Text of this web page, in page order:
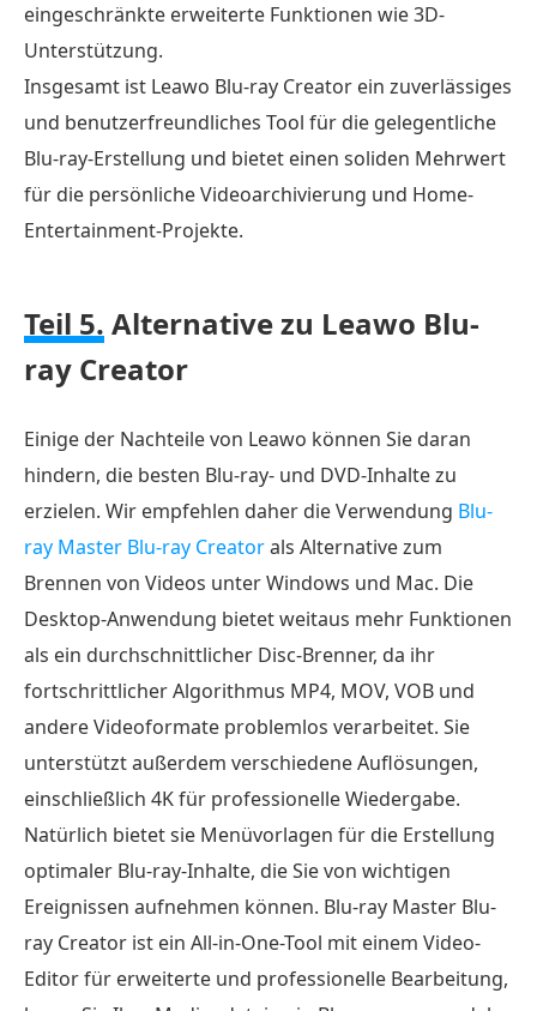
eingeschränkte erweiterte Funktionen wie 3D-
Unterstützung.
Insgesamt ist Leawo Blu-ray Creator ein zuverlässiges
und benutzerfreundliches Tool für die gelegentliche
Blu-ray-Erstellung und bietet einen soliden Mehrwert
für die persönliche Videoarchivierung und Home-
Entertainment-Projekte.
Teil 5. Alternative zu Leawo Blu-
ray Creator
Einige der Nachteile von Leawo können Sie daran
hindern, die besten Blu-ray- und DVD-Inhalte zu
erzielen. Wir empfehlen daher die Verwendung Blu-
ray Master Blu-ray Creatorals Alternative zum
Brennen von Videos unter Windows und Mac. Die
Desktop-Anwendung bietet weitaus mehr Funktionen
als ein durchschnittlicher Disc-Brenner, da ihr
fortschrittlicher Algorithmus MP4, MOV, VOB und
andere Videoformate problemlos verarbeitet. Sie
unterstützt außerdem verschiedene Auflösungen,
einschließlich 4K für professionelle Wiedergabe.
Natürlich bietet sie Menüvorlagen für die Erstellung
optimaler Blu-ray-Inhalte, die Sie von wichtigen
Ereignissen aufnehmen können. Blu-ray Master Blu-
ray Creator ist ein All-in-One-Tool mit einem Video-
Editor für erweiterte und professionelle Bearbeitung,